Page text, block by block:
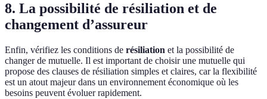
8. La possibilité de résiliation et de
changement d’assureur
Enfin, vérifiez les conditions de résiliation et la possibilité de
changer de mutuelle. Il est important de choisir une mutuelle qui
propose des clauses de résiliation simples et claires, car la flexibilité
est un atout majeur dans un environnement économique où les
besoins peuvent évoluer rapidement.